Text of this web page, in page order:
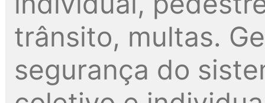
trânsito, multas.
segurança do